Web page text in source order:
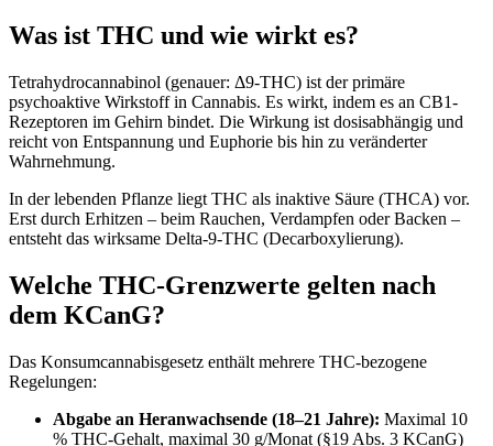
Was ist THC und wie wirkt es?
Tetrahydrocannabinol (genauer: Δ9-THC) ist der primäre
psychoaktive Wirkstoff in Cannabis. Es wirkt, indem es an CB1-
Rezeptoren im Gehirn bindet. Die Wirkung ist dosisabhängig und
reicht von Entspannung und Euphorie bis hin zu veränderter
Wahrnehmung.
In der lebenden Pflanze liegt THC als inaktive Säure (THCA) vor.
Erst durch Erhitzen – beim Rauchen, Verdampfen oder Backen –
entsteht das wirksame Delta-9-THC (Decarboxylierung).
Welche THC-Grenzwerte gelten nach
dem KCanG?
Das Konsumcannabisgesetz enthält mehrere THC-bezogene
Regelungen:
Abgabe an Heranwachsende (18–21 Jahre): Maximal 10
% THC-Gehalt, maximal 30 g/Monat (§19 Abs. 3 KCanG)